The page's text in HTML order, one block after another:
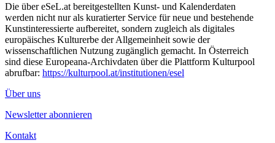
Die über eSeL.at bereitgestellten Kunst- und Kalenderdaten
werden nicht nur als kuratierter Service für neue und bestehende
Kunstinteressierte aufbereitet, sondern zugleich als digitales
europäisches Kulturerbe der Allgemeinheit sowie der
wissenschaftlichen Nutzung zugänglich gemacht. In Österreich
sind diese Europeana-Archivdaten über die Plattform Kulturpool
abrufbar: https://kulturpool.at/institutionen/esel
Über uns
Newsletter abonnieren
Kontakt